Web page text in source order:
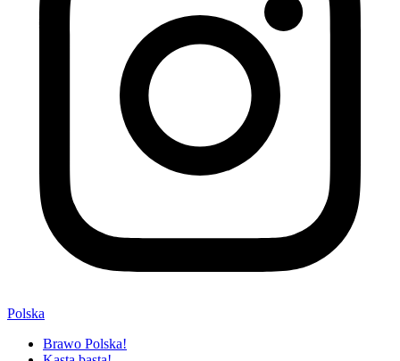
Polska
Brawo Polska!